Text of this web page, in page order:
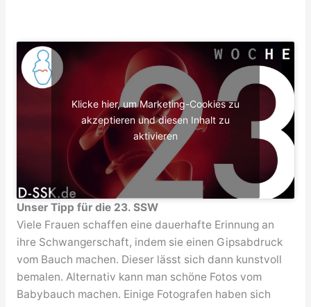
Klicke hier, um Marketing-Cookies zu
akzeptieren und diesen Inhalt zu
aktivieren
Unser Tipp für die 23. SSW
Viele Frauen schaffen eine dauerhafte Erinnung an
ihre Schwangerschaft, indem sie einen Gipsabdruck
vom Bauch machen. Dieser lässt sich dann kunstvoll
bemalen. Alternativ kann man schöne Fotos vom
Babybauch machen. Einige Fotografen haben sich